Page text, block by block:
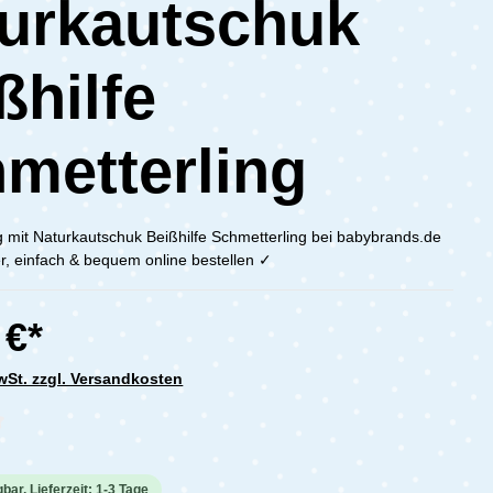
mit Naturkautschuk Beißhilfe Schmetterling bei babybrands.de
einfach & bequem online bestellen ✓
zzgl. Versandkosten
Bewertung von 0 von 5 Sternen
Lieferzeit: 1-3 Tage